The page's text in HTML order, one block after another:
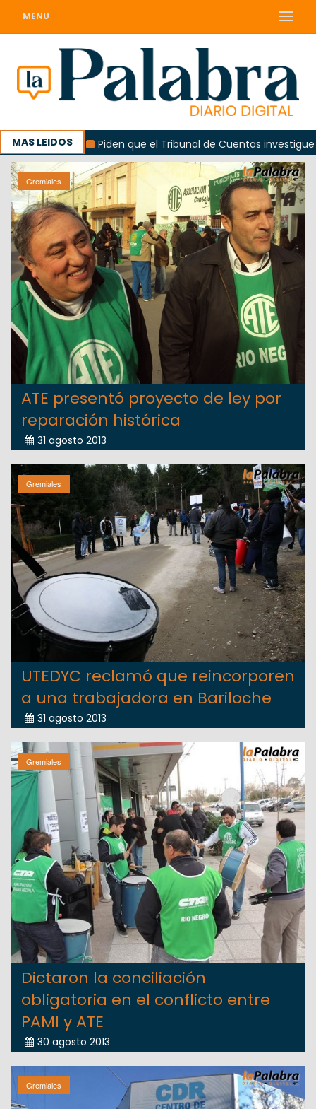
MENU
MAS LEIDOSPiden que el Tribunal de Cuentas investigue
Gremiales
ATE presentó proyecto de ley por
reparación histórica
31 agosto 2013
Gremiales
UTEDYC reclamó que reincorporen
a una trabajadora en Bariloche
31 agosto 2013
Gremiales
Dictaron la conciliación
obligatoria en el conflicto entre
PAMI y ATE
30 agosto 2013
Gremiales